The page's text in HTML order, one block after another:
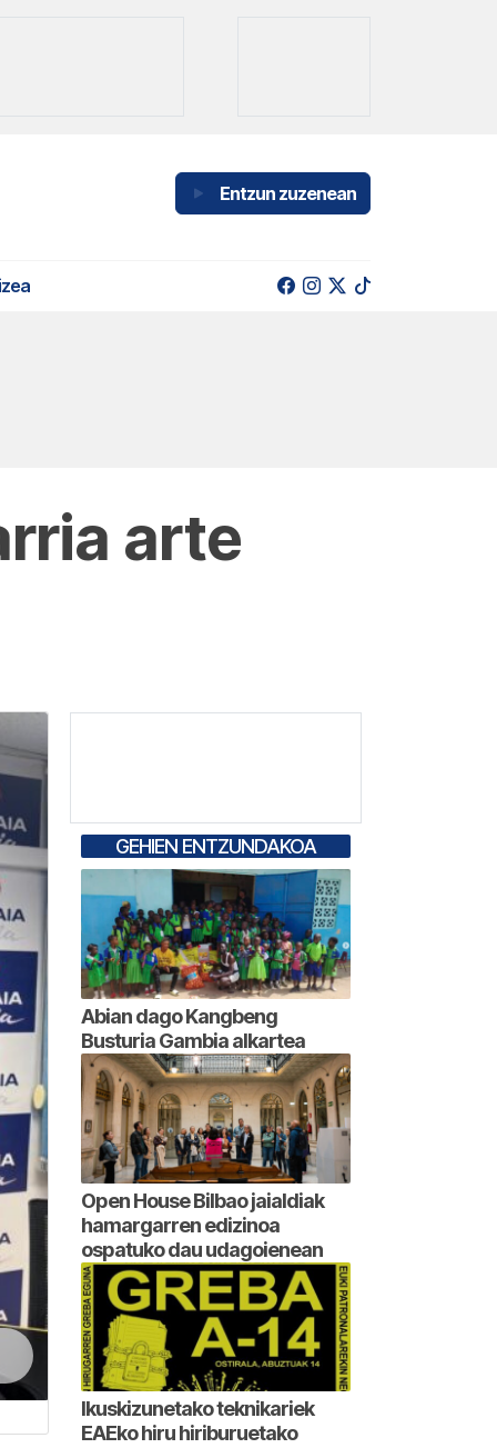
Entzun zuzenean
arte
GEHIEN ENTZUNDAKOA
Abian dago Kangbeng
Busturia Gambia alkartea
Open House Bilbao jaialdiak
hamargarren edizinoa
ospatuko dau udagoienean
Ikuskizunetako teknikariek
EAEko hiru hiriburuetako